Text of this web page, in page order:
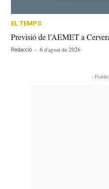
EL TEMPS
Previsió de l’AEMET a
Redacció - 6 d'agost de 2026
-